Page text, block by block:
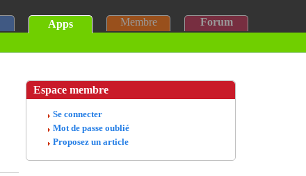
Apps Membre Forum
Espace membre
Se connecter
Mot de passe oublié
Proposez un article